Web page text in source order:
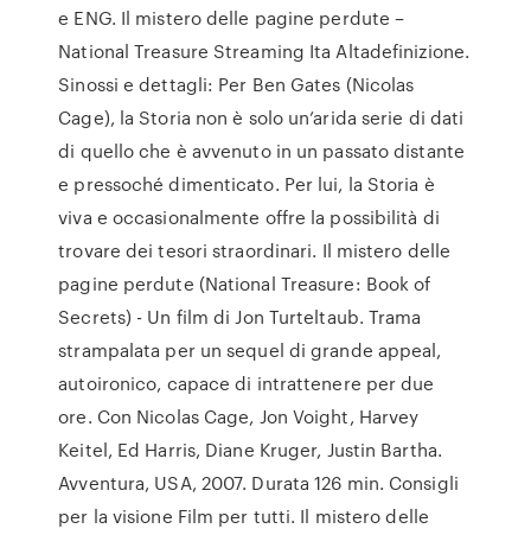
e ENG. Il mistero delle pagine perdute –
National Treasure Streaming Ita Altadefinizione.
Sinossi e dettagli: Per Ben Gates (Nicolas
Cage), la Storia non è solo un’arida serie di dati
di quello che è avvenuto in un passato distante
e pressoché dimenticato. Per lui, la Storia è
viva e occasionalmente offre la possibilità di
trovare dei tesori straordinari. Il mistero delle
pagine perdute (National Treasure: Book of
Secrets) - Un film di Jon Turteltaub. Trama
strampalata per un sequel di grande appeal,
autoironico, capace di intrattenere per due
ore. Con Nicolas Cage, Jon Voight, Harvey
Keitel, Ed Harris, Diane Kruger, Justin Bartha.
Avventura, USA, 2007. Durata 126 min. Consigli
per la visione Film per tutti. Il mistero delle